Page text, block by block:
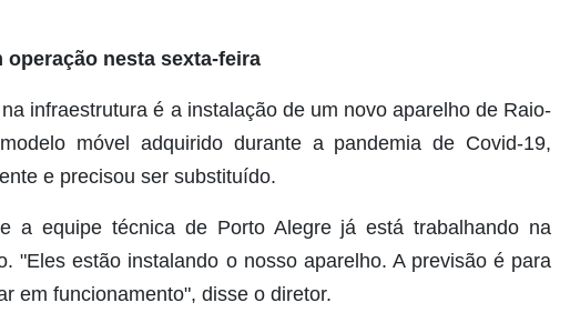
nesta sexta-feira
infraestrutura é a instalação de um novo aparelho de Raio-
móvel adquirido durante a pandemia de Covid-19,
e precisou ser substituído.
a equipe técnica de Porto Alegre já está trabalhando na
"Eles estão instalando o nosso aparelho. A previsão é para
em funcionamento", disse o diretor.